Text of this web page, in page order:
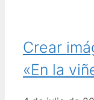
Crear
«En la